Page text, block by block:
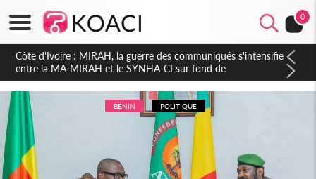
0
Côte d'Ivoire : Indépendance 2026, Thiam plaide pour un
environnement démocratique plus apaisé
BÉNIN POLITIQUE